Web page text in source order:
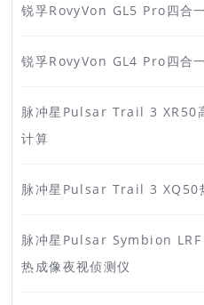
锐孚RovyVon GL5 Pro四合
锐孚RovyVon GL4 Pro四合
脉冲星Pulsar Trail 3 XR50
计算
脉冲星Pulsar Trail 3 XQ50
脉冲星Pulsar Symbion LRF
热成像夜视侦测仪